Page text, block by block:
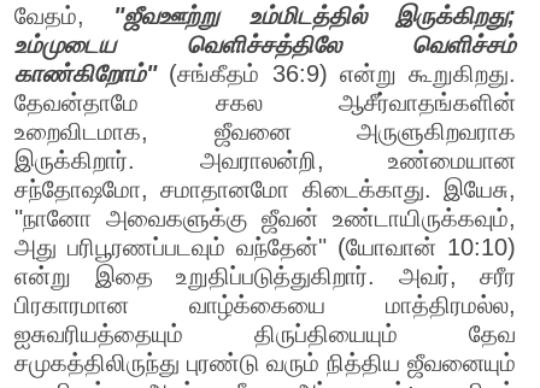
வேதம், "ஜீவஊற்று உம்மிடத்தில் இருக்கிறது;
உம்முடைய வெளிச்சத்திலே வெளிச்சம்
காண்கிறோம்"(சங்கீதம் 36:9) என்று கூறுகிறது.
தேவன்தாமே சகல ஆசீர்வாதங்களின்
உறைவிடமாக, ஜீவனை அருளுகிறவராக
இருக்கிறார். அவராலன்றி, உண்மையான
சந்தோஷமோ, சமாதானமோ கிடைக்காது. இயேசு,
"நானோ அவைகளுக்கு ஜீவன் உண்டாயிருக்கவும்,
அது பரிபூரணப்படவும் வந்தேன்" (யோவான் 10:10)
என்று இதை உறுதிப்படுத்துகிறார். அவர், சரீர
பிரகாரமான வாழ்க்கையை மாத்திரமல்ல,
ஐசுவரியத்தையும் திருப்தியையும் தேவ
சமுகத்திலிருந்து புரண்டு வரும் நித்திய ஜீவனையும்